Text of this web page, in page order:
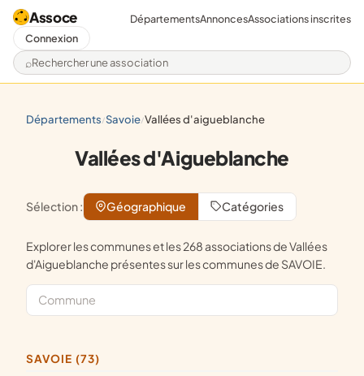
Assoce
Rechercher une association
DépartementsAnnoncesAssociations inscrites
Connexion
départements/ savoie/ vallées d'aigueblanche
Vallées d'Aigueblanche
Sélection : Géographique Catégories
Explorer les communes et les 268 associations de Vallées
d'Aigueblanche présentes sur les communes de SAVOIE.
SAVOIE (73)